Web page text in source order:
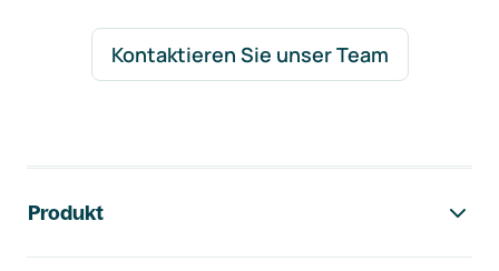
Kontaktieren Sie unser Team
Produkt